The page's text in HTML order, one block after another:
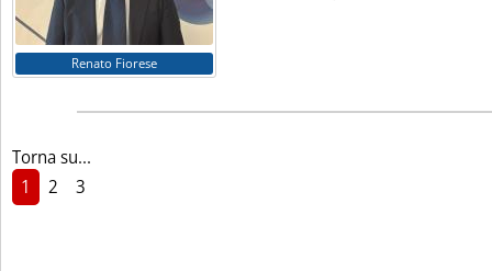
Renato Fiorese
Torna su...
1
2 3